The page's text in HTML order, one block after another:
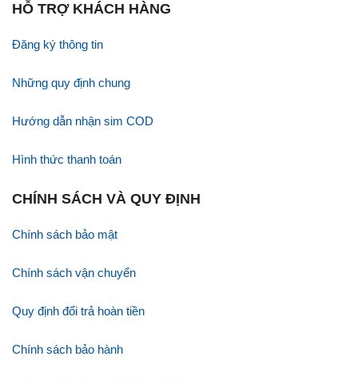
HỖ TRỢ KHÁCH HÀNG
Đăng ký thông tin
Những quy định chung
Hướng dẫn nhận sim COD
Hình thức thanh toán
CHÍNH SÁCH VÀ QUY ĐỊNH
Chính sách bảo mật
Chính sách vận chuyển
Quy định đổi trả hoàn tiền
Chính sách bảo hành